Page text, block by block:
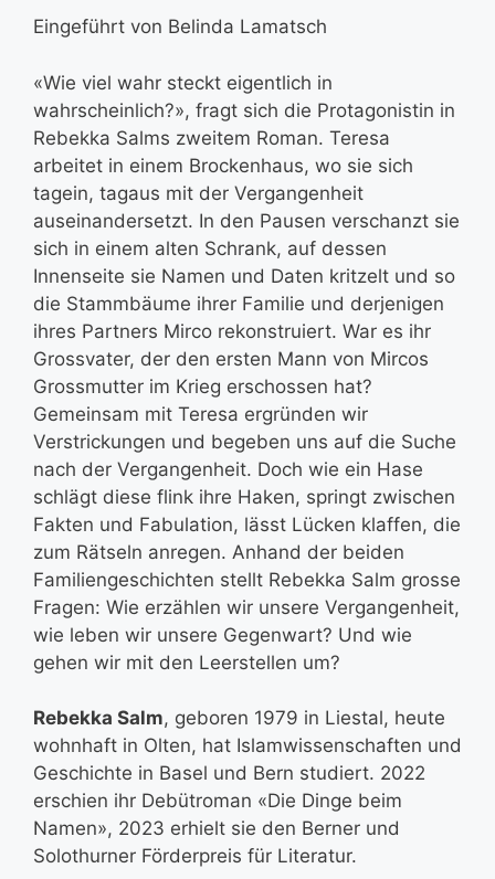
Eingeführt von Belinda Lamatsch
«Wie viel wahr steckt eigentlich in
wahrscheinlich?», fragt sich die Protagonistin in
Rebekka Salms zweitem Roman. Teresa
arbeitet in einem Brockenhaus, wo sie sich
tagein, tagaus mit der Vergangenheit
auseinandersetzt. In den Pausen verschanzt sie
sich in einem alten Schrank, auf dessen
Innenseite sie Namen und Daten kritzelt und so
die Stammbäume ihrer Familie und derjenigen
ihres Partners Mirco rekonstruiert. War es ihr
Grossvater, der den ersten Mann von Mircos
Grossmutter im Krieg erschossen hat?
Gemeinsam mit Teresa ergründen wir
Verstrickungen und begeben uns auf die Suche
nach der Vergangenheit. Doch wie ein Hase
schlägt diese flink ihre Haken, springt zwischen
Fakten und Fabulation, lässt Lücken klaffen, die
zum Rätseln anregen. Anhand der beiden
Familiengeschichten stellt Rebekka Salm grosse
Fragen: Wie erzählen wir unsere Vergangenheit,
wie leben wir unsere Gegenwart? Und wie
gehen wir mit den Leerstellen um?
Rebekka Salm, geboren 1979 in Liestal, heute
wohnhaft in Olten, hat Islamwissenschaften und
Geschichte in Basel und Bern studiert. 2022
erschien ihr Debütroman «Die Dinge beim
Namen», 2023 erhielt sie den Berner und
Solothurner Förderpreis für Literatur.